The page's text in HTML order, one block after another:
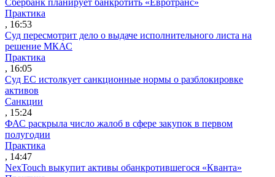
Практика
, 16:53
Суд пересмотрит дело о выдаче исполнительного листа на
решение МКАС
Практика
, 16:05
Суд ЕС истолкует санкционные нормы о разблокировке
активов
Санкции
, 15:24
ФАС раскрыла число жалоб в сфере закупок в первом
полугодии
Практика
, 14:47
NexTouch выкупит активы обанкротившегося «Кванта»